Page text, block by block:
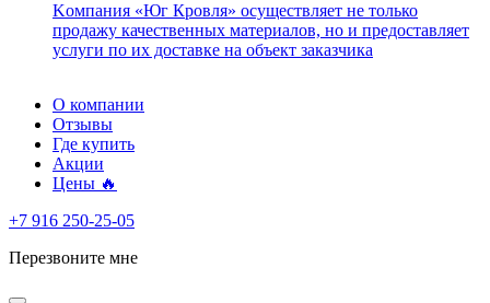
Kомпания «Юг Кровля» осуществляет не только
продажу качественных материалов, но и предоставляет
услуги по их доставке на объект заказчика
О компании
Отзывы
Где купить
Акции
Цены 🔥
+7 916 250-25-05
Перезвоните мне